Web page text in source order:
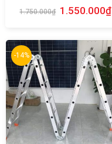
1.750.000₫ 1.550.000₫
-14%